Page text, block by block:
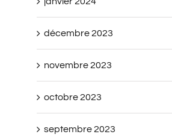
décembre 2023
novembre 2023
octobre 2023
septembre 2023